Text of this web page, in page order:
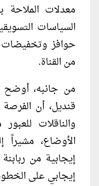
معدلات الملاحة
السياسات
حوافز
من القناة.
قنديل، أن
والناقلات
الأوضاع، مشيراً
إيجابية من ربابنة
إيجابي على